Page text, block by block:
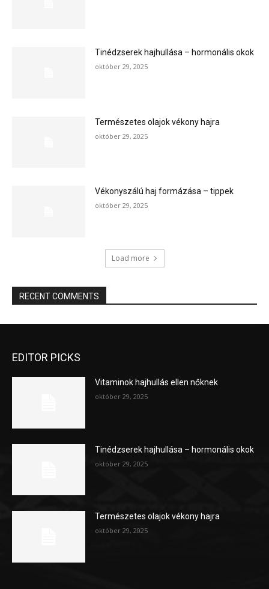
Tinédzserek hajhullása – hormonális okok
október 29, 2025
Természetes olajok vékony hajra
október 29, 2025
Vékonyszálú haj formázása – tippek
október 29, 2025
Load more
RECENT COMMENTS
EDITOR PICKS
Vitaminok hajhullás ellen nőknek
október 29, 2025
Tinédzserek hajhullása – hormonális okok
október 29, 2025
Természetes olajok vékony hajra
október 29, 2025